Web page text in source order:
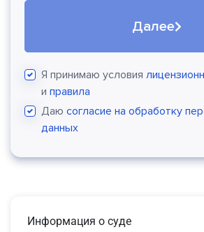
Далее
Я принимаю условия
и правила
Даю согласие на обработку
данных
Информация о суде